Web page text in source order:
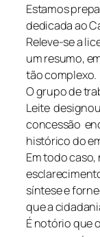
Estamos
dedicada ao
Releve-se a
um resumo,
tão complexo.
O grupo de
Leite
concessão
histórico do
Em todo
síntese e
que a
É notório que